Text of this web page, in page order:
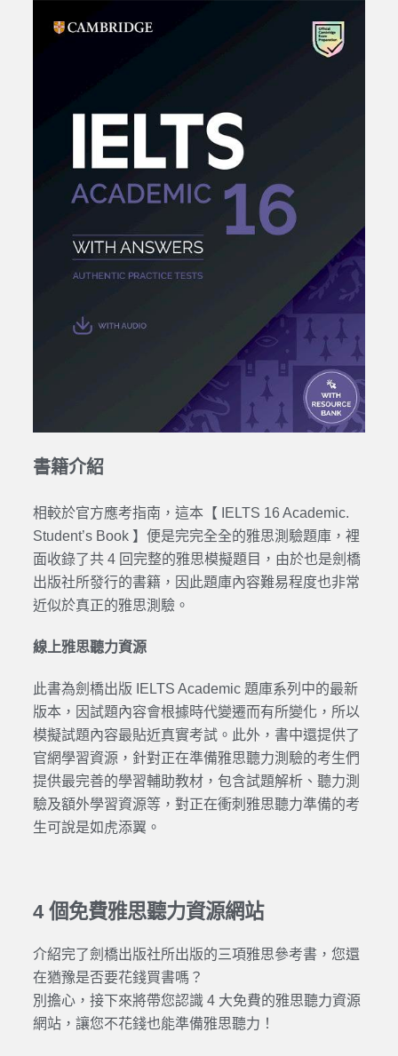
書籍介紹
相較於官方應考指南，這本【 IELTS 16 Academic.
Student’s Book 】便是完完全全的雅思測驗題庫，裡
面收錄了共 4 回完整的雅思模擬題目，由於也是劍橋
出版社所發行的書籍，因此題庫內容難易程度也非常
近似於真正的雅思測驗。
線上雅思聽力資源
此書為劍橋出版 IELTS Academic 題庫系列中的最新
版本，因試題內容會根據時代變遷而有所變化，所以
模擬試題內容最貼近真實考試。此外，書中還提供了
官網學習資源，針對正在準備雅思聽力測驗的考生們
提供最完善的學習輔助教材，包含試題解析、聽力測
驗及額外學習資源等，對正在衝刺雅思聽力準備的考
生可說是如虎添翼。
4 個免費雅思聽力資源網站
介紹完了劍橋出版社所出版的三項雅思參考書，您還
在猶豫是否要花錢買書嗎？
別擔心，接下來將帶您認識 4 大免費的雅思聽力資源
網站，讓您不花錢也能準備雅思聽力！